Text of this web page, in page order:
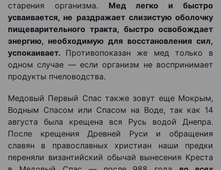
старения организма. Мед легко и быстро
усваивается, не раздражает слизистую оболочку
пищеварительного тракта, быстро освобождает
энергию, необходимую для восстановления сил,
успокаивает. Противопоказан же мед только в
одном случае — если организм не воспринимает
продукты пчеловодства.
Медовый Первый Спас также зовут еще Мокрым,
Водным Спасом или Спасом на Воде, так как 14
августа была крещена вся Русь водой Днепра.
После крещения Древней Руси и обращения
славян в православных христиан наши предки
переняли византийский обычай вынесения Креста